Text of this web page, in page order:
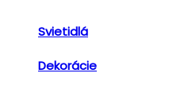
Svietidlá
Dekorácie